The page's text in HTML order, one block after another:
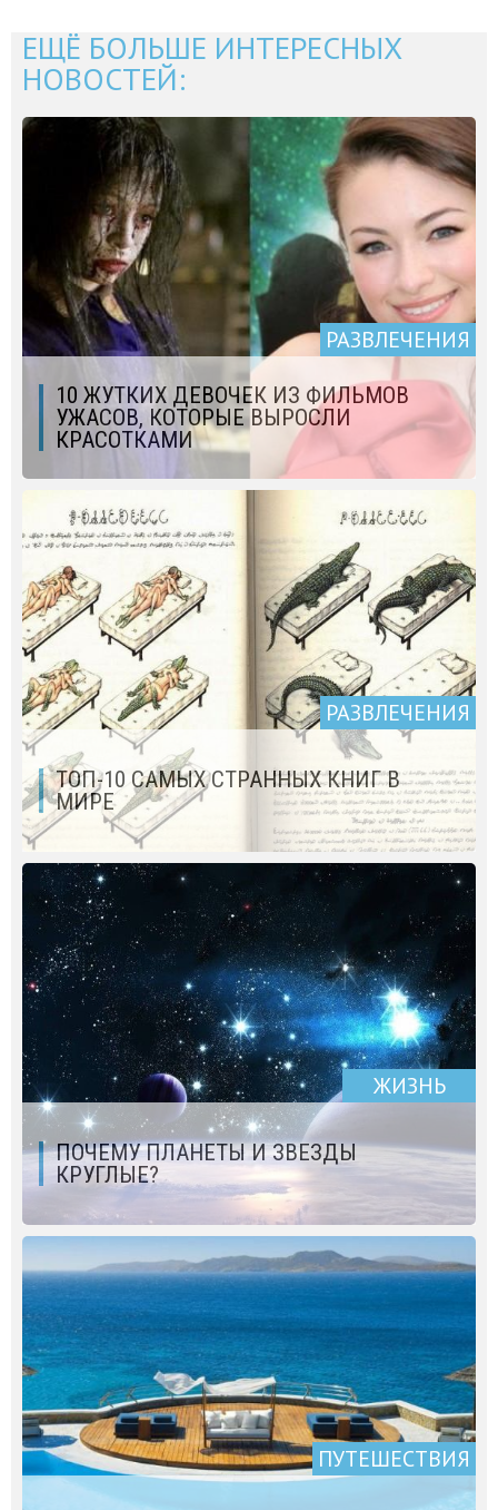
ЕЩЁ БОЛЬШЕ ИНТЕРЕСНЫХ
НОВОСТЕЙ:
РАЗВЛЕЧЕНИЯ
10 ЖУТКИХ ДЕВОЧЕК ИЗ ФИЛЬМОВ
УЖАСОВ, КОТОРЫЕ ВЫРОСЛИ
КРАСОТКАМИ
РАЗВЛЕЧЕНИЯ
ТОП-10 САМЫХ СТРАННЫХ КНИГ В
МИРЕ
ЖИЗНЬ
ПОЧЕМУ ПЛАНЕТЫ И ЗВЕЗДЫ
КРУГЛЫЕ?
ПУТЕШЕСТВИЯ